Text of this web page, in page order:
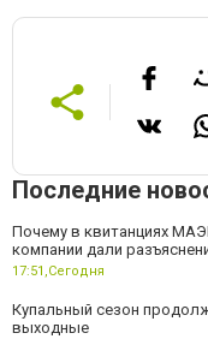
Последние
Почему в квитанциях
компании дали
17:51,Сегодня
Купальный сезон
выходные